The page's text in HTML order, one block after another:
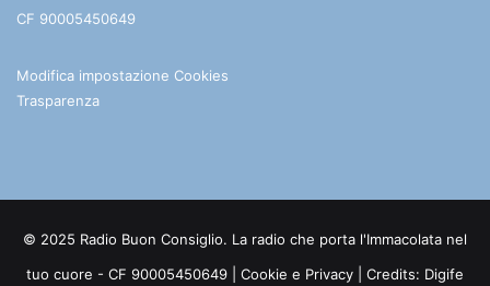
CF 90005450649
Modifica impostazione Cookies
Trasparenza
© 2025 Radio Buon Consiglio. La radio che porta l'Immacolata nel
tuo cuore - CF 90005450649 | Cookie e Privacy | Credits: Digife